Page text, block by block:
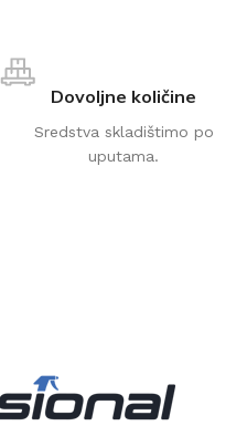
Dovoljne količine
Sredstva skladištimo po
uputama.